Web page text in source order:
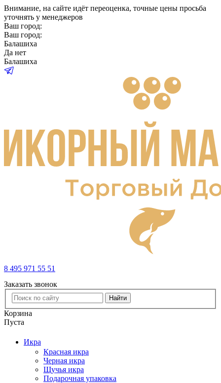
Внимание, на сайте идёт переоценка, точные цены просьба
уточнять у менеджеров
Ваш город:
Ваш город:
Балашиха
Да нет
Балашиха
8 495 971 55 51
Заказать звонок
Найти
Корзина
Пуста
Икра
Красная икра
Черная икра
Щучья икра
Подарочная упаковка